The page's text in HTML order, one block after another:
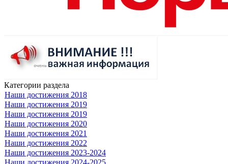
Категории раздела
Наши достижения 2018
Наши достижения 2019
Наши достижения 2019
Наши достижения 2020
Наши достижения 2021
Наши достижения 2022
Наши достижения 2023-2024
Наши достижения 2024-2025